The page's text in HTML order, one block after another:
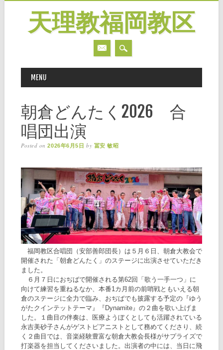
天理教福岡教区
MAIN MENU
MENU
朝倉どんたく2026 合
唱団出演
Posted on2026年6月5日 by 冨安 敏昭
福岡教区合唱団（安部善郎団長）は５月６日、朝倉大教会で
開催された「朝倉どんたく」のステージに出演させていただき
ました。
６月７日におぢばで開催される第62回「歌う一手一つ」に
向けて練習を重ねるなか、本番1カ月前の前哨戦ともいえる朝
倉のステージに全力で臨み、おぢばでも披露する予定の『ゆう
がたクインテットテーマ』『Dynamite』の２曲を歌い上げま
した。１曲目の伴奏は、医療ようぼくとしても活躍されている
永吉美砂子さんがゲストピアニストとして務めてくださり、続
く２曲目では、音楽経験豊富な朝倉大教会長様がサプライズで
打楽器を担当してくださいました。出演者の中には、当日に飛